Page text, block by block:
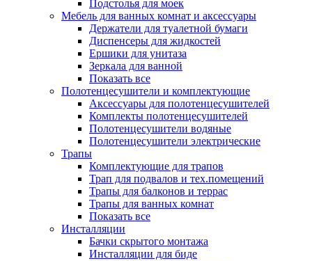
Подстолья для моек
Мебель для ванных комнат и аксессуары
Держатели для туалетной бумаги
Диспенсеры для жидкостей
Ершики для унитаза
Зеркала для ванной
Показать все
Полотенцесушители и комплектующие
Аксессуары для полотенцесушителей
Комплекты полотенцесушителей
Полотенцесушители водяные
Полотенцесушители электрические
Трапы
Комплектующие для трапов
Трап для подвалов и тех.помещений
Трапы для балконов и террас
Трапы для ванных комнат
Показать все
Инсталляции
Бачки скрытого монтажа
Инсталляции для биде